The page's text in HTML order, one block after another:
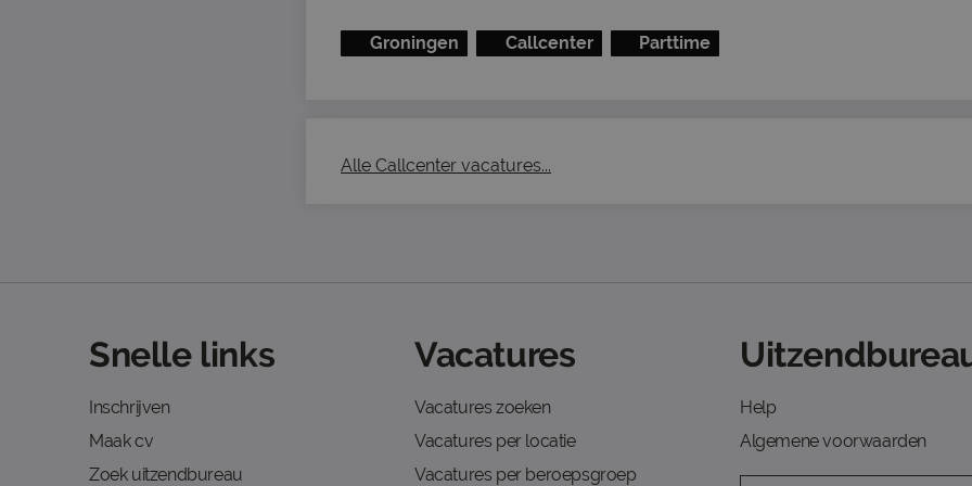
Groningen Callcenter Parttime
Alle Callcenter vacatures...
Snelle links
Inschrijven
Maak cv
Zoek uitzendbureau
Vacatures
Vacatures zoeken
Vacatures per locatie
Vacatures per beroepsgroep
Help
Algemene voorwaarden